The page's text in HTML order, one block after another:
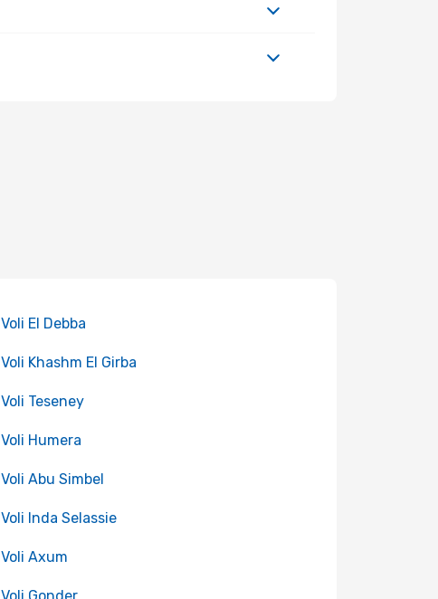
Voli El Debba
Voli Khashm El Girba
Voli Teseney
Voli Humera
Voli Abu Simbel
Voli Inda Selassie
Voli Axum